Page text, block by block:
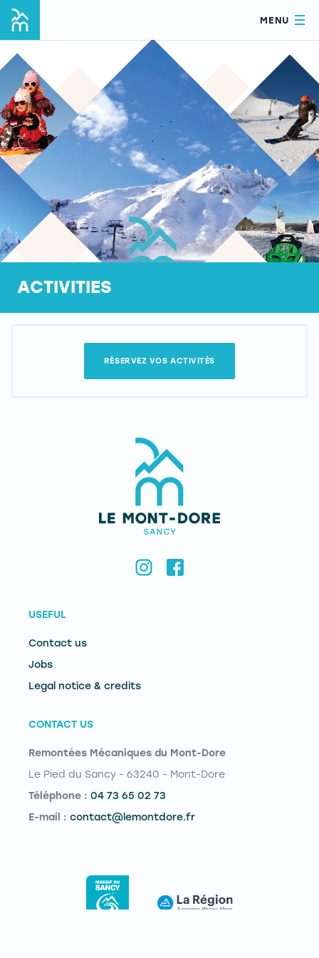
MENU
ACTIVITIES
RÉSERVEZ VOS ACTIVITÉS
USEFUL
Contact us
Jobs
Legal notice & credits
CONTACT US
Remontées Mécaniques du Mont-Dore
Le Pied du Sancy - 63240 - Mont-Dore
Téléphone : 04 73 65 02 73
E-mail : contact@lemontdore.fr